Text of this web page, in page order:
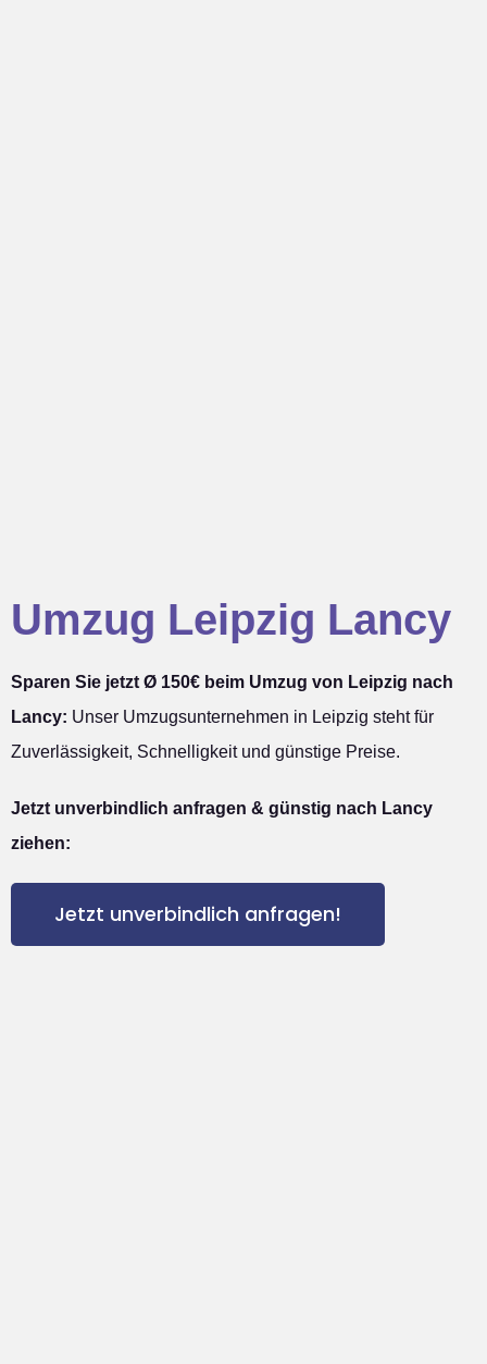
Umzug Leipzig Lancy
Sparen Sie jetzt Ø 150€ beim Umzug von Leipzig nach
Lancy: Unser Umzugsunternehmen in Leipzig steht für
Zuverlässigkeit, Schnelligkeit und günstige Preise.
Jetzt unverbindlich anfragen & günstig nach Lancy
ziehen:
Jetzt unverbindlich anfragen!